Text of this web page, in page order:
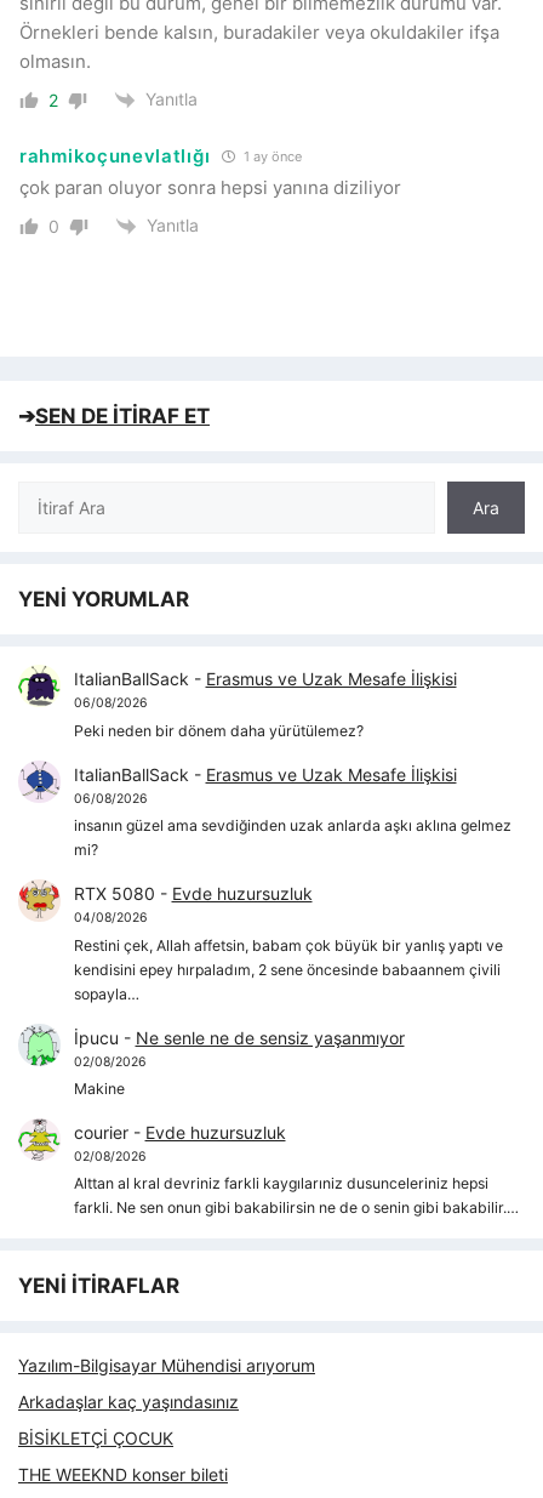
Örnekleri bende kalsın, buradakiler veya okuldakiler ifşa
olmasın.
2 Yanıtla
rahmikoçunevlatlığı 1 ay önce
çok paran oluyor sonra hepsi yanına diziliyor
0 Yanıtla
➔SEN DE İTİRAF ET
Ara
Ara
YENİ YORUMLAR
ItalianBallSack - Erasmus ve Uzak Mesafe İlişkisi
06/08/2026
Peki neden bir dönem daha yürütülemez?
ItalianBallSack - Erasmus ve Uzak Mesafe İlişkisi
06/08/2026
insanın güzel ama sevdiğinden uzak anlarda aşkı aklına gelmez
mi?
RTX 5080 - Evde huzursuzluk
04/08/2026
Restini çek, Allah affetsin, babam çok büyük bir yanlış yaptı ve
kendisini epey hırpaladım, 2 sene öncesinde babaannem çivili
sopayla…
İpucu - Ne senle ne de sensiz yaşanmıyor
02/08/2026
Makine
courier- Evde huzursuzluk
02/08/2026
Alttan al kral devriniz farkli kaygılarıniz dusunceleriniz hepsi
farkli. Ne sen onun gibi bakabilirsin ne de o senin gibi bakabilir.…
YENİ İTİRAFLAR
Yazılım-Bilgisayar Mühendisi arıyorum
Arkadaşlar kaç yaşındasınız
BİSİKLETÇİ ÇOCUK
THE WEEKND konser bileti